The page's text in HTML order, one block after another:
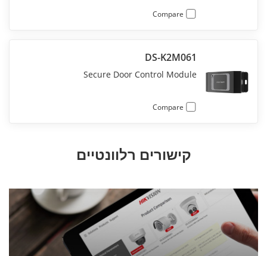
Compare
DS-K2M061
Secure Door Control Module
Compare
קישורים רלוונטיים